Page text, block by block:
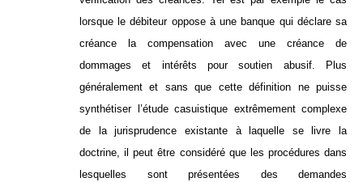
lorsque le débiteur oppose à une banque qui déclare sa
créance la compensation avec une créance de
dommages et intérêts pour soutien abusif. Plus
généralement et sans que cette définition ne puisse
synthétiser l’étude casuistique extrêmement complexe
de la jurisprudence existante à laquelle se livre la
doctrine, il peut être considéré que les procédures dans
lesquelles sont présentées des demandes